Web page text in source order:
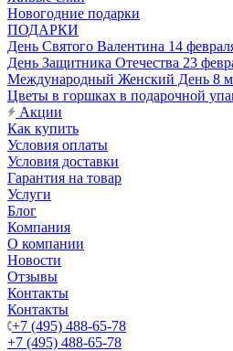
Новогодние подарки
ПОДАРКИ
День Святого Валентина 14
День Защитника Отечества 23
Международный Женский День 8
Цветы в горшках в подарочной
Акции
Как купить
Условия оплаты
Условия доставки
Гарантия на товар
Услуги
Блог
Компания
О компании
Новости
Отзывы
Контакты
Контакты
+7 (495) 488-65-78
+7 (495) 488-65-78